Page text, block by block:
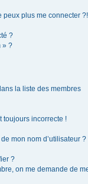
peux plus me connecter ?!
?
» ?
la liste des membres
toujours incorrecte !
mon nom d’utilisateur ?
?
on me demande de